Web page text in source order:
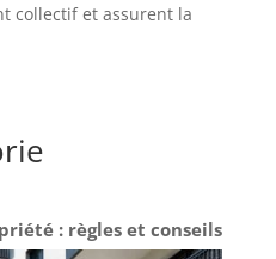
collectif et assurent la
: règles et conseils